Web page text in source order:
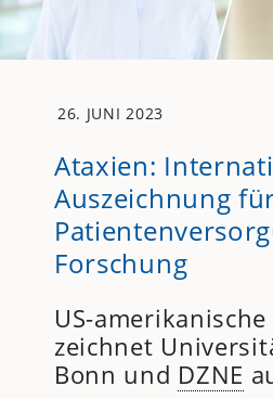
26. JUNI 2023
Ataxien:
Auszeichnung
Forschung
US-
zeichnet
Bonn und DZNE